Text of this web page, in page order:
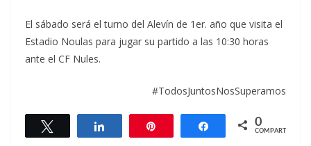
El sábado será el turno del Alevín de 1er. año que visita el
Estadio Noulas para jugar su partido a las 10:30 horas
ante el CF Nules.
#TodosJuntosNosSuperamos
Twittear Compartir Compartir
0
COMPARTIR